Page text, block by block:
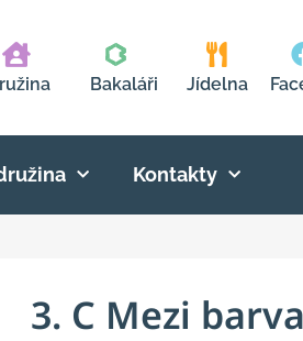
Bakaláři Jídelna
Kontakty
3. C Mezi